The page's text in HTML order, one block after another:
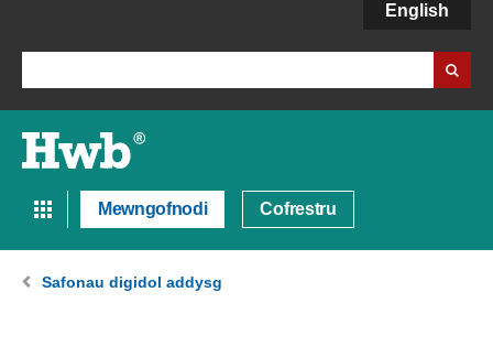
English
Mewngofnodi Cofrestru
Safonau digidol addysg